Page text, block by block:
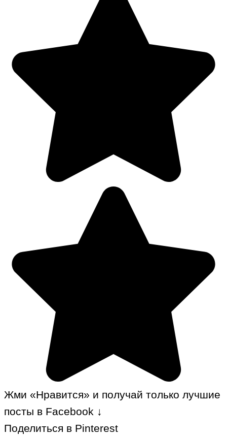
Жми «Нравится» и получай только лучшие
посты в Facebook ↓
Поделиться в Pinterest